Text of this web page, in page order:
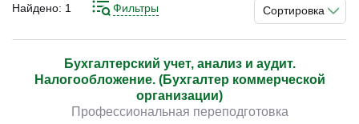
Сортировка
Найдено: 1 Фильтры
Бухгалтерский учет, анализ и аудит.
Налогообложение. (Бухгалтер коммерческой
организации)
Профессиональная переподготовка